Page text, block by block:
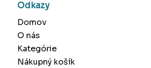
Odkazy
Domov
O nás
Kategórie
Nákupný košík